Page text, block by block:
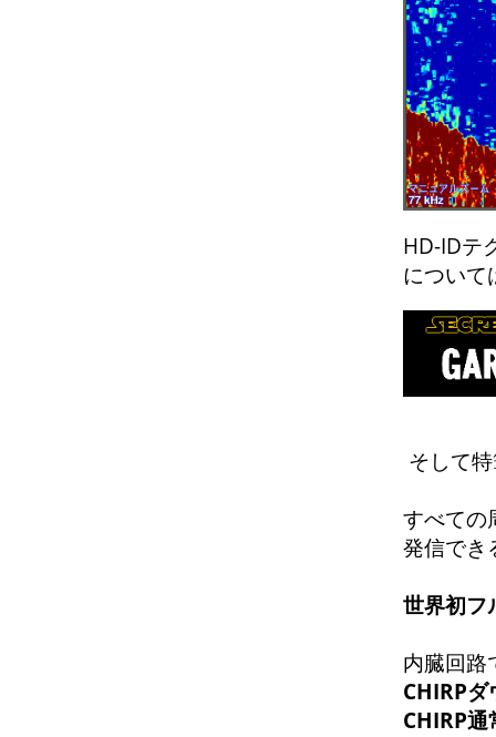
HD-IDテ
について
そして
すべての
発信でき
世界初フ
内臓回路
CHIRP
CHIRP